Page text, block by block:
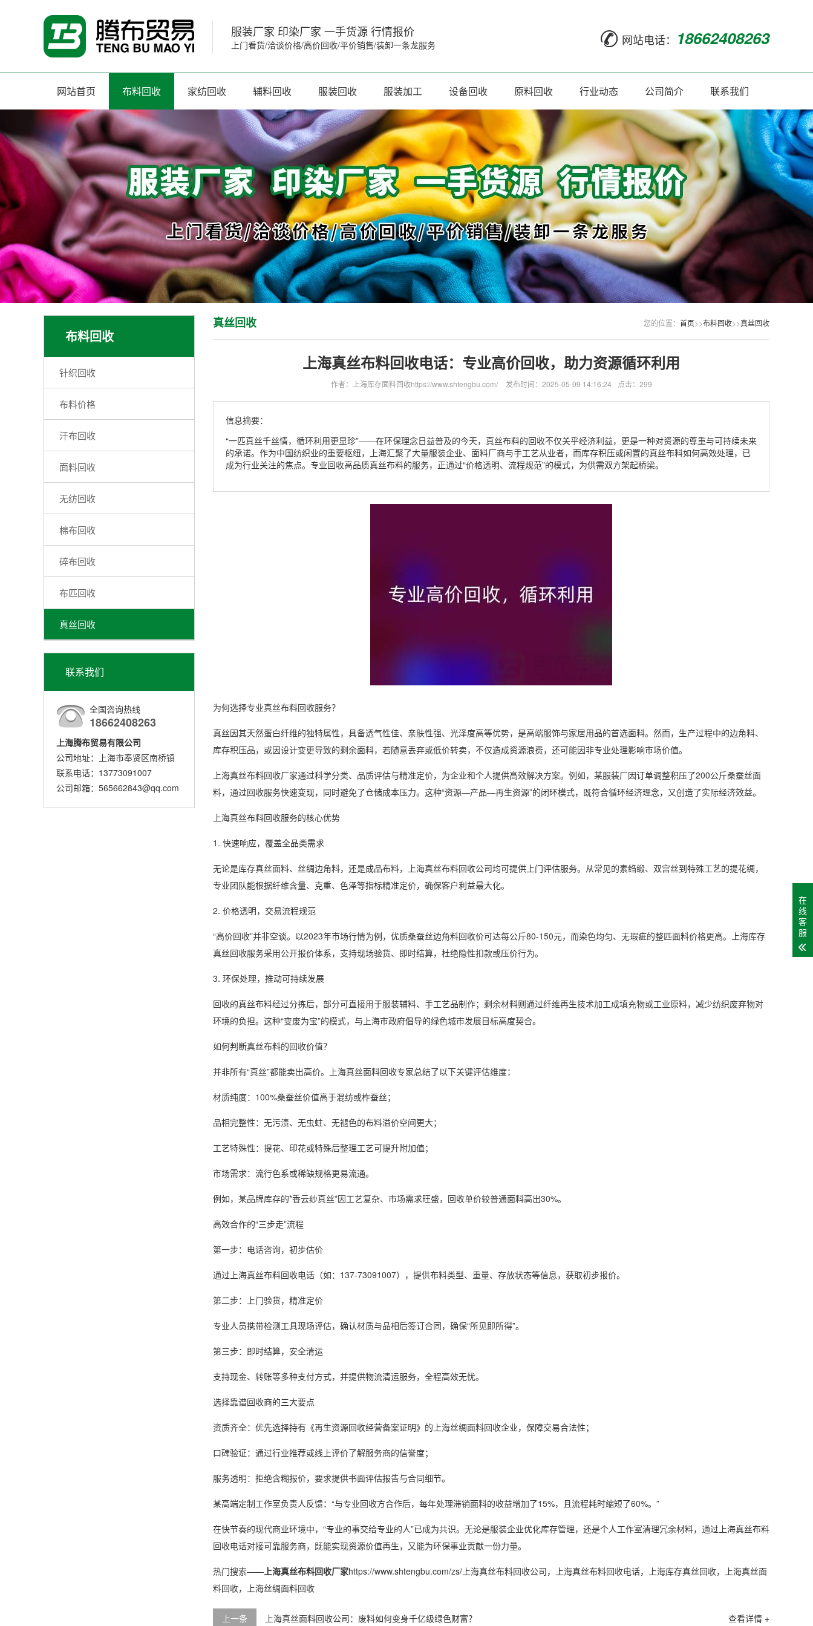
服装厂家 印染厂家 一手货源 行情报价
上门看货/洽谈价格/高价回收/平价销售/装卸一条龙服务 网站电话： 18662408263
网站首页 布料回收 家纺回收 辅料回收 服装回收 服装加工 设备回收 原料回收 行业动态 公司简介 联系我们
布料回收
针织回收
布料价格
汗布回收
面料回收
无纺回收
棉布回收
碎布回收
布匹回收
真丝回收
联系我们
全国咨询热线
18662408263
上海腾布贸易有限公司
公司地址：上海市奉贤区南桥镇
联系电话：13773091007
公司邮箱：565662843@qq.com
您的位置： 首页>>布料回收>>真丝回收
真丝回收
上海真丝布料回收电话：专业高价回收，助力资源循环利用
作者：上海库存面料回收https://www.shtengbu.com/ 发布时间：2025-05-09 14:16:24 点击：299
信息摘要：
“一匹真丝千丝情，循环利用更显珍”——在环保理念日益普及的今天，真丝布料的回收不仅关乎经济利益，更是一种对资源的尊重与可持续未来
的承诺。作为中国纺织业的重要枢纽，上海汇聚了大量服装企业、面料厂商与手工艺从业者，而库存积压或闲置的真丝布料如何高效处理，已
成为行业关注的焦点。专业回收高品质真丝布料的服务，正通过“价格透明、流程规范”的模式，为供需双方架起桥梁。
为何选择专业真丝布料回收服务？
真丝因其天然蛋白纤维的独特属性，具备透气性佳、亲肤性强、光泽度高等优势，是高端服饰与家居用品的首选面料。然而，生产过程中的边角料、
库存积压品，或因设计变更导致的剩余面料，若随意丢弃或低价转卖，不仅造成资源浪费，还可能因非专业处理影响市场价值。
上海真丝布料回收厂家通过科学分类、品质评估与精准定价，为企业和个人提供高效解决方案。例如，某服装厂因订单调整积压了200公斤桑蚕丝面
料，通过回收服务快速变现，同时避免了仓储成本压力。这种“资源—产品—再生资源”的闭环模式，既符合循环经济理念，又创造了实际经济效益。
上海真丝布料回收服务的核心优势
1. 快速响应，覆盖全品类需求
无论是库存真丝面料、丝绸边角料，还是成品布料，上海真丝布料回收公司均可提供上门评估服务。从常见的素绉缎、双宫丝到特殊工艺的提花绸，
专业团队能根据纤维含量、克重、色泽等指标精准定价，确保客户利益最大化。
2. 价格透明，交易流程规范
“高价回收”并非空谈。以2023年市场行情为例，优质桑蚕丝边角料回收价可达每公斤80-150元，而染色均匀、无瑕疵的整匹面料价格更高。上海库存
真丝回收服务采用公开报价体系，支持现场验货、即时结算，杜绝隐性扣款或压价行为。
3. 环保处理，推动可持续发展
回收的真丝布料经过分拣后，部分可直接用于服装辅料、手工艺品制作；剩余材料则通过纤维再生技术加工成填充物或工业原料，减少纺织废弃物对
环境的负担。这种“变废为宝”的模式，与上海市政府倡导的绿色城市发展目标高度契合。
如何判断真丝布料的回收价值？
并非所有“真丝”都能卖出高价。上海真丝面料回收专家总结了以下关键评估维度：
材质纯度：100%桑蚕丝价值高于混纺或柞蚕丝；
品相完整性：无污渍、无虫蛀、无褪色的布料溢价空间更大；
工艺特殊性：提花、印花或特殊后整理工艺可提升附加值；
市场需求：流行色系或稀缺规格更易流通。
例如，某品牌库存的*香云纱真丝*因工艺复杂、市场需求旺盛，回收单价较普通面料高出30%。
高效合作的“三步走”流程
第一步：电话咨询，初步估价
通过上海真丝布料回收电话（如：137-73091007），提供布料类型、重量、存放状态等信息，获取初步报价。
第二步：上门验货，精准定价
专业人员携带检测工具现场评估，确认材质与品相后签订合同，确保“所见即所得”。
第三步：即时结算，安全清运
支持现金、转账等多种支付方式，并提供物流清运服务，全程高效无忧。
选择靠谱回收商的三大要点
资质齐全：优先选择持有《再生资源回收经营备案证明》的上海丝绸面料回收企业，保障交易合法性；
口碑验证：通过行业推荐或线上评价了解服务商的信誉度；
服务透明：拒绝含糊报价，要求提供书面评估报告与合同细节。
某高端定制工作室负责人反馈：“与专业回收方合作后，每年处理滞销面料的收益增加了15%，且流程耗时缩短了60%。”
在快节奏的现代商业环境中，“专业的事交给专业的人”已成为共识。无论是服装企业优化库存管理，还是个人工作室清理冗余材料，通过上海真丝布料
回收电话对接可靠服务商，既能实现资源价值再生，又能为环保事业贡献一份力量。
热门搜索——上海真丝布料回收厂家https://www.shtengbu.com/zs/上海真丝布料回收公司，上海真丝布料回收电话，上海库存真丝回收，上海真丝面
料回收，上海丝绸面料回收
上一条 查看详情 +
上海真丝面料回收公司：废料如何变身千亿级绿色财富？
在
线
客
服